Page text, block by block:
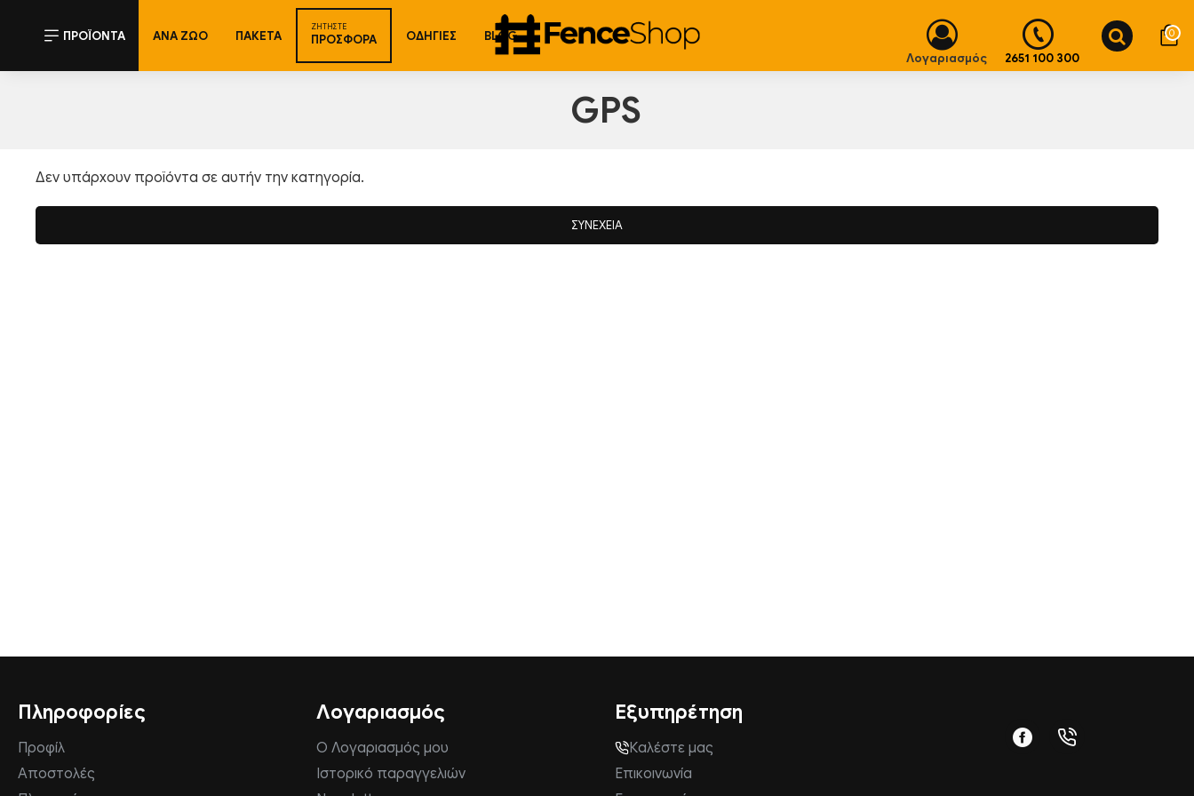
ΠΡΟΪΌΝΤΑ ΑΝΑ ΖΏΟ ΠΑΚΈΤΑ
ΖΗΤΉΣΤΕ
ΠΡΟΣΦΟΡΆ ΟΔΗΓΊΕΣ
BLOG
Λογαριασμός
2651 100 300
0
GPS
Δεν υπάρχουν προϊόντα σε αυτήν την κατηγορία.
ΣΥΝΈΧΕΙΑ
Πληροφορίες
Προφίλ
Αποστολές
Λογαριασμός
Ο Λογαριασμός μου
Ιστορικό παραγγελιών
Εξυπηρέτηση
Καλέστε μας
Επικοινωνία